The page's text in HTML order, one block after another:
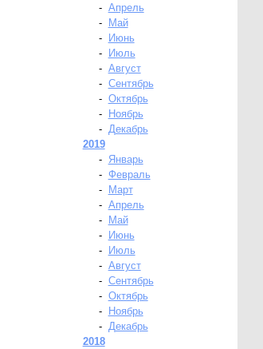
- Апрель
-
Май
-
Июнь
-
Июль
- Август
- Сентябрь
- Октябрь
-
Ноябрь
- Декабрь
2019
-
Январь
- Февраль
-
Март
- Апрель
-
Май
-
Июнь
-
Июль
- Август
- Сентябрь
- Октябрь
-
Ноябрь
- Декабрь
2018